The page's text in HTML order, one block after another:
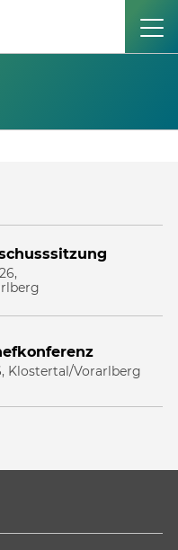
Klostertal/Vorarlberg